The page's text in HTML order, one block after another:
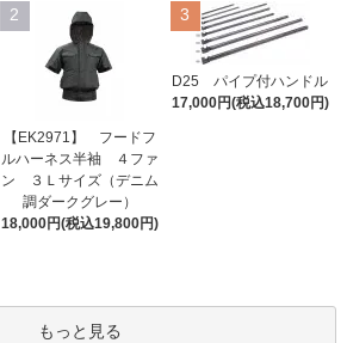
2
【EK2971】 フードフ
ルハーネス半袖 ４ファ
ン ３Ｌサイズ（デニム
調ダークグレー）
18,000円(税込19,800円)
3
D25 パイプ付ハンドル
17,000円(税込18,700円)
もっと見る